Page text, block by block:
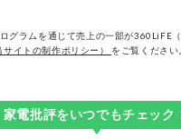
ラムを通じて売上の一部が360LiFE（
サイトの制作ポリシー） をご覧ください
家電批評をいつでもチェック